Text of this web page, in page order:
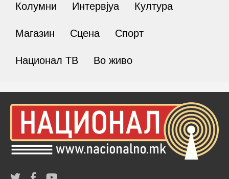
Колумни Интервјуа Култура
Магазин Сцена Спорт
Национал ТВ Во живо